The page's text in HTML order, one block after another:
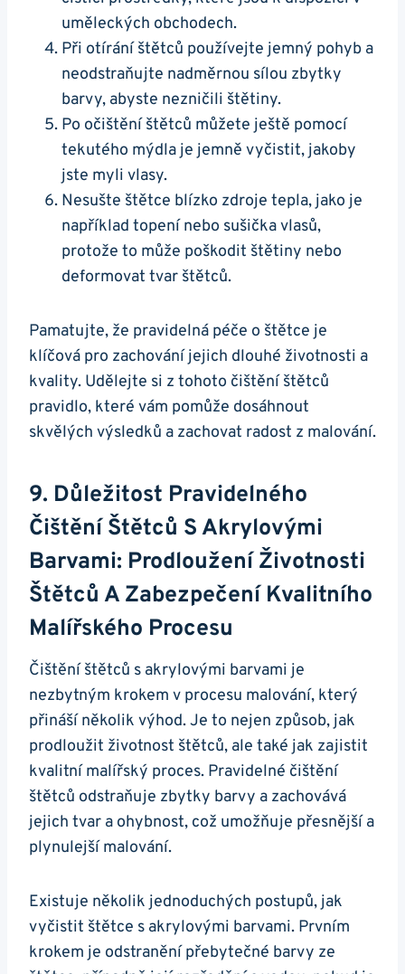
uměleckých⁣ obchodech.
Při otírání štětců používejte jemný⁣ pohyb a
neodstraňujte nadměrnou ⁣sílou zbytky
barvy, abyste nezničili štětiny.
Po očištění štětců můžete ještě pomocí
⁢tekutého mýdla je jemně vyčistit, jakoby
jste myli vlasy.
Nesušte štětce⁣ blízko​ zdroje tepla, jako‍ je
například​ topení nebo ⁤sušička vlasů,
protože to může poškodit štětiny nebo
deformovat‍ tvar štětců.
Pamatujte,‍ že pravidelná péče o štětce je
klíčová pro zachování jejich dlouhé životnosti a
kvality. Udělejte si z‌ tohoto čištění ⁢štětců‌
pravidlo, které vám pomůže dosáhnout
skvělých ⁣výsledků a ​zachovat radost z malování.
9. Důležitost ​pravidelného
Čištění Štětců S Akrylovými
Barvami: Prodloužení Životnosti
Štětců A Zabezpečení Kvalitního
⁣malířského⁤ Procesu
Čištění štětců s akrylovými ⁢barvami je
nezbytným krokem⁤ v ‌procesu malování, ​který
přináší několik výhod. Je⁣ to nejen způsob, jak
prodloužit životnost⁤ štětců, ale také jak zajistit
kvalitní ⁣malířský proces. Pravidelné čištění
štětců odstraňuje zbytky barvy ​a zachovává
jejich tvar a ohybnost, což⁢ umožňuje přesnější a
plynulejší⁣ malování.
Existuje několik jednoduchých ⁣postupů, jak
vyčistit štětce‌ s akrylovými barvami. Prvním
krokem je odstranění přebytečné barvy ze